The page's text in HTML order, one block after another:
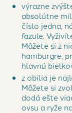
výrazne
absolútne
číslo jedna,
fazule.
Môžete si z
hamburgre,
hlavnú
z obilia je
Môžete si
dodá ešte
ovsu a ryže